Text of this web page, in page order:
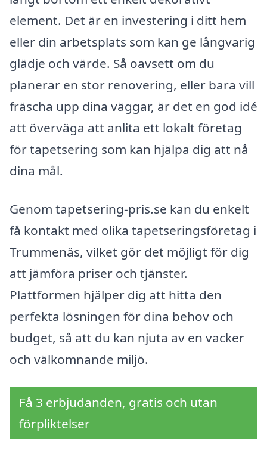
element. Det är en investering i ditt hem
eller din arbetsplats som kan ge långvarig
glädje och värde. Så oavsett om du
planerar en stor renovering, eller bara vill
fräscha upp dina väggar, är det en god idé
att överväga att anlita ett lokalt företag
för tapetsering som kan hjälpa dig att nå
dina mål.
Genom tapetsering-pris.se kan du enkelt
få kontakt med olika tapetseringsföretag i
Trummenäs, vilket gör det möjligt för dig
att jämföra priser och tjänster.
Plattformen hjälper dig att hitta den
perfekta lösningen för dina behov och
budget, så att du kan njuta av en vacker
och välkomnande miljö.
Få 3 erbjudanden, gratis och utan
förpliktelser